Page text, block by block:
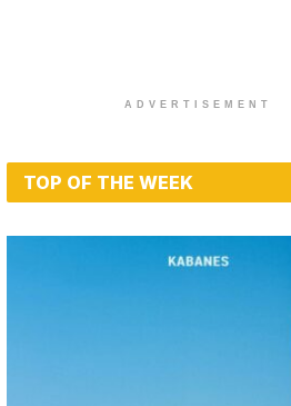
ADVERTISEMENT
TOP OF THE WEEK